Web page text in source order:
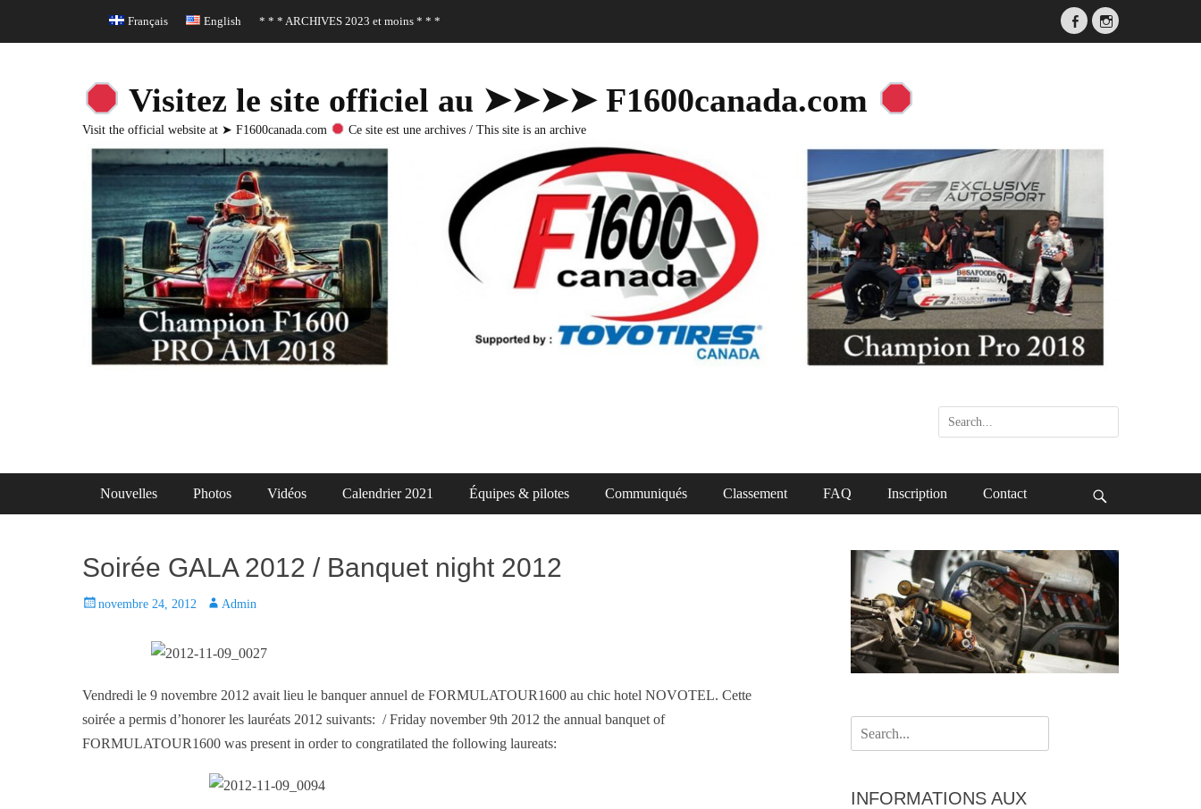
Header Top Menu
Skip Français English * * * ARCHIVES 2023 et moins * * *
FacebookInstagram
Visitez le site officiel au ➤➤➤➤ F1600canada.com
Visit the official website at ➤ F1600canada.com Ce site est une archives / This site is an archive
Search
for:
Primary Menu
Skip
Nouvelles Photos Vidéos Calendrier 2021 Équipes & pilotes Communiqués Classement FAQ Inscription Contact
Soirée GALA 2012 / Banquet night 2012
P
o
n
novembre 24, 2012
A Admin
Vendredi le 9 novembre 2012 avait lieu le banquer annuel de FORMULATOUR1600 au chic hotel NOVOTEL. Cette
soirée a permis d’honorer les lauréats 2012 suivants: / Friday november 9th 2012 the annual banquet of
FORMULATOUR1600 was present in order to congratilated the following laureats:
Search
for:
INFORMATIONS AUX